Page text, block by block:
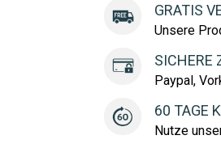
GRATIS
Unsere
SICHERE
Paypal,
60 TAGE
Nutze